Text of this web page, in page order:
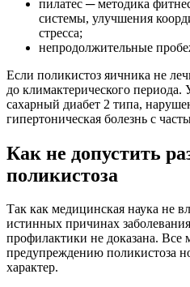
пилатес ─ методика
системы, улучшения
стресса;
непродолжительные
Если поликистоз яичника не
до климактерического периода.
сахарный диабет 2 типа,
гипертоническая болезнь с
Как не допустить
поликистоза
Так как медицинская наука не
истинных причинах
профилактики не доказана. Все
предупреждению поликистоза
характер.